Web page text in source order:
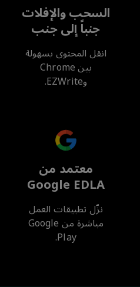
السحب والإفلات
جنباً إلى جنب
انقل المحتوى بسهولة
بين Chrome
وEZWrite.
معتمد من
Google EDLA
نزّل تطبيقات العمل
مباشرة من Google
Play.